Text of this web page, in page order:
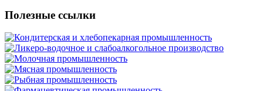
Полезные ссылки
Кондитерская и хлебопекарная промышленность
Ликеро-водочное и слабоалкогольное производство
Молочная промышленность
Мясная промышленность
Рыбная промышленность